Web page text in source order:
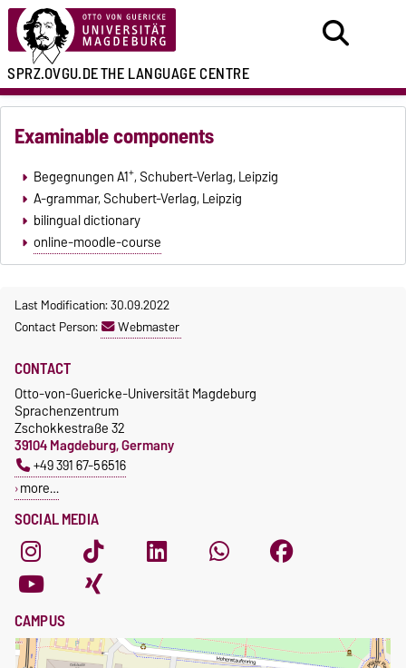
SPRZ.OVGU.DETHE LANGUAGE CENTRE
Examinable components
Begegnungen A1+, Schubert-Verlag, Leipzig
A-grammar, Schubert-Verlag, Leipzig
bilingual dictionary
online-moodle-course
Last Modification: 30.09.2022
Contact Person:
Webmaster
SOCIAL MEDIA
CONTACT
Otto-von-Guericke-Universität Magdeburg
Sprachenzentrum
Zschokkestraße 32
39104 Magdeburg, Germany
+49 391 67-56516
more…
CAMPUS